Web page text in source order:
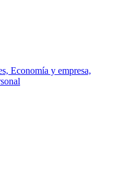
Economía y empresa,